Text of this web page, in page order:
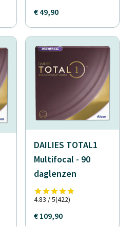
€ 49,90
DAILIES TOTAL1
Multifocal - 90
daglenzen
4.83 / 5(422)
€ 109,90